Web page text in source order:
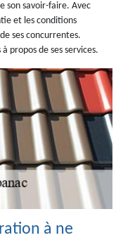
son savoir-faire. Avec
et les conditions
ses concurrentes.
propos de ses services.
à ne